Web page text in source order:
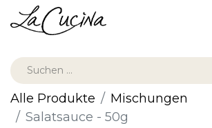
Alle Produkte
Mischungen
Salatsauce - 50g